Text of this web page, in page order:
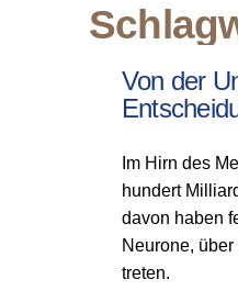
Von der
Im Hirn des
hundert
davon haben
Neurone,
treten.